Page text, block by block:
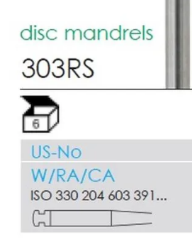
Kurs
Hygiene